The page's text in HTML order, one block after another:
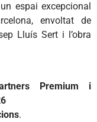
espai excepcional
envoltat de
Lluís Sert i l’obra
Premium i
.